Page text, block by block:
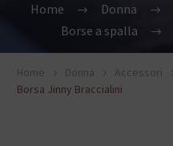
Home Donna
Borse a spalla
Home Donna Accessori
Borsa Jinny Braccialini